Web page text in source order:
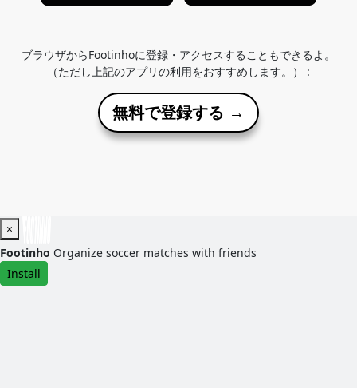
ブラウザからFootinhoに登録・アクセスすることもできるよ。
（ただし上記のアプリの利用をおすすめします。） :
無料で登録する →
×
Footinho Organize soccer matches with friends
Install